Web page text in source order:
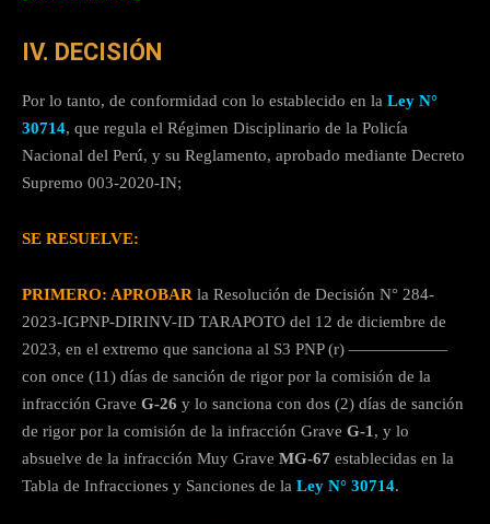
IV. DECISIÓN
Por lo tanto, de conformidad con lo establecido en la Ley N°
30714, que regula el Régimen Disciplinario de la Policía
Nacional del Perú, y su Reglamento, aprobado mediante Decreto
Supremo 003-2020-IN;
SE RESUELVE:
PRIMERO: APROBAR la Resolución de Decisión N° 284-
2023-IGPNP-DIRINV-ID TARAPOTO del 12 de diciembre de
2023, en el extremo que sanciona al S3 PNP (r) ——————
con once (11) días de sanción de rigor por la comisión de la
infracción Grave G-26 y lo sanciona con dos (2) días de sanción
de rigor por la comisión de la infracción Grave G-1 , y lo
absuelve de la infracción Muy Grave MG-67 establecidas en la
Tabla de Infracciones y Sanciones de la Ley N° 30714.